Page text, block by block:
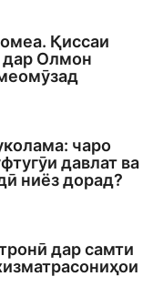
Қиссаи
дар Олмон
чаро
давлат ва
ниёз дорад?
дар самти